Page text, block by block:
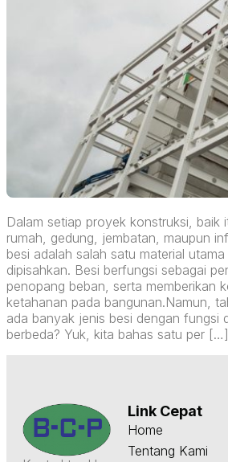
Dalam setiap proyek konstruksi, baik
rumah, gedung, jembatan, maupun
besi adalah salah satu material
dipisahkan. Besi berfungsi sebagai
penopang beban, serta memberikan
ketahanan pada bangunan.Namun,
ada banyak jenis besi dengan fungsi
berbeda? Yuk, kita bahas satu per […]
Link Cepat
Home
Tentang Kami